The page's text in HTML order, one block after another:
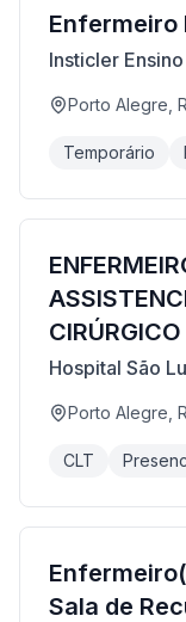
Enfermeiro
Insticler
Porto Alegre,
Temporário
CIRÚRGICO
Hospital São
Porto Alegre,
CLT
Sala de